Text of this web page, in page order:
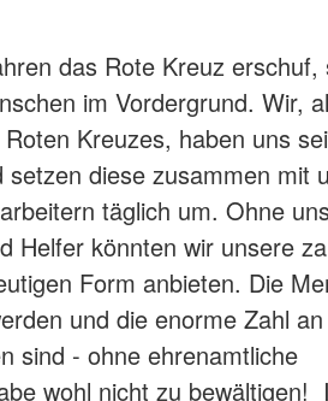
das Rote Kreuz
im Vordergrund. Wir,
Kreuzes, haben uns
diese zusammen mit
täglich um. Ohne
Helfer könnten wir unsere
Form anbieten. Die
und die enorme Zahl
sind - ohne ehrenamtliche
wohl nicht zu bewältigen!